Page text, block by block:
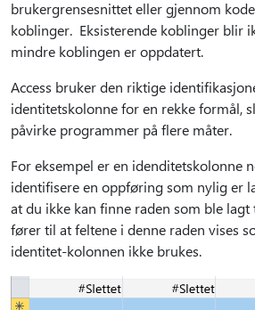
brukergrensesnittet eller gjennom
koblinger. Eksisterende koblinger blir
mindre koblingen er oppdatert.
Access bruker den riktige
identitetskolonne for en rekke formål,
påvirke programmer på flere måter.
For eksempel er en idenditetskolonne
identifisere en oppføring som nylig er
at du ikke kan finne raden som ble
fører til at feltene i denne raden vises
identitet-kolonnen ikke brukes.